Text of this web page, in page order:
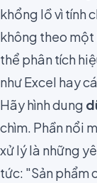
khổng lồ vì tính
không theo một
thể phân tích
như Excel hay
Hãy hình dung
chìm. Phần nổi
xử lý là những
tức: "Sản phẩm